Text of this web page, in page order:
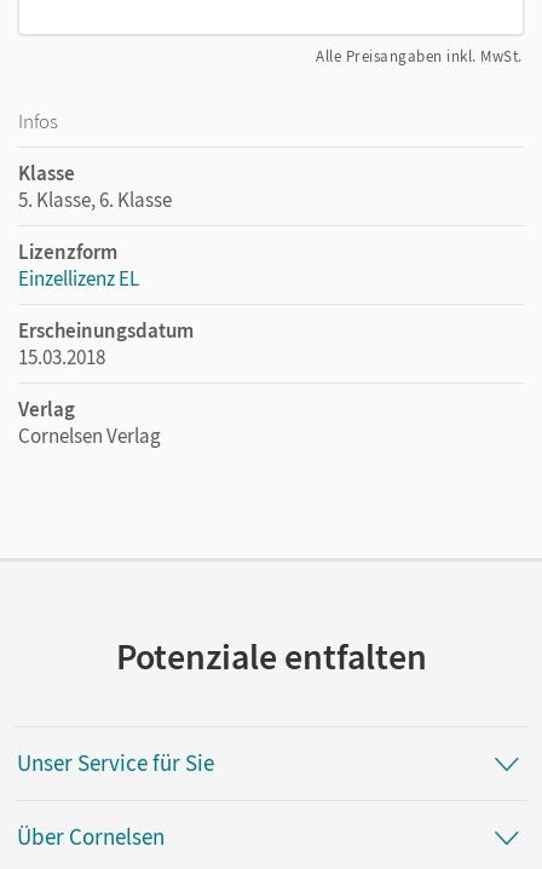
Alle Preisangaben inkl. MwSt.
Infos
Klasse
5. Klasse, 6. Klasse
Lizenzform
Einzellizenz EL
Erscheinungsdatum
15.03.2018
Verlag
Cornelsen Verlag
Potenziale entfalten
Unser Service für Sie
Über Cornelsen